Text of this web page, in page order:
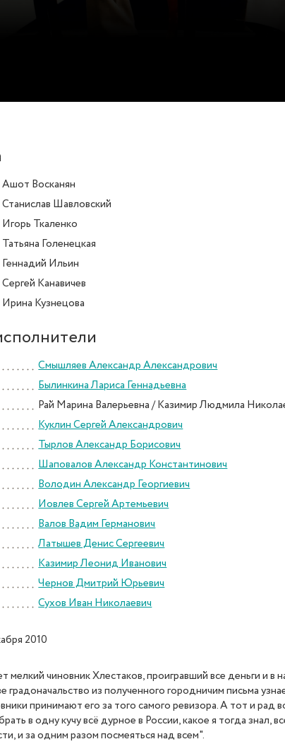
Ашот Восканян
Станислав Шавловский
Игорь Ткаленко
Татьяна Голенецкая
Геннадий Ильин
Сергей Канавичев
Ирина Кузнецова
Смышляев Александр Александрович
Былинкина Лариса Геннадьевна
Рай Марина Валерьевна / Казимир Людмила
Куклин Сергей Александрович
Тырлов Александр Борисович
Шаповалов Александр Константинович
Володин Александр Георгиевич
Иовлев Сергей Артемьевич
Валов Вадим Германович
Латышев Денис Сергеевич
Казимир Леонид Иванович
Чернов Дмитрий Юрьевич
Сухов Иван Николаевич
2010
чиновник Хлестаков, проигравший все деньги и
градоначальство из полученного городничим письма
принимают его за того самого ревизора. А тот и рад
в одну кучу всё дурное в России, какое я тогда знал,
и за одним разом посмеяться над всем".